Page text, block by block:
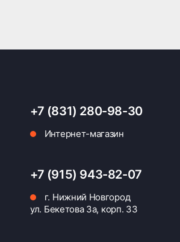
+7 (831) 280-98-30
Интернет-магазин
+7 (915) 943-82-07
г. Нижний Новгород
ул. Бекетова 3а, корп. 33